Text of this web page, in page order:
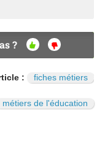
?
OU
NO
N
: fiches métiers
métiers de l'éducation